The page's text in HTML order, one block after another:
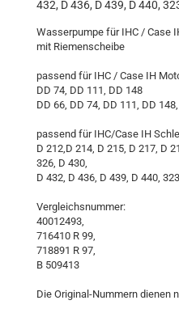
432, D 436, D 439, D 440,
Wasserpumpe für IHC / Case
mit Riemenscheibe
passend für IHC / Case IH
DD 74, DD 111, DD 148
DD 66, DD 74, DD 111, DD
passend für IHC/Case IH
D 212,D 214, D 215, D 217, D
326, D 430,
D 432, D 436, D 439, D 440,
Vergleichsnummer:
40012493,
716410 R 99,
718891 R 97,
B 509413
Die Original-Nummern dienen